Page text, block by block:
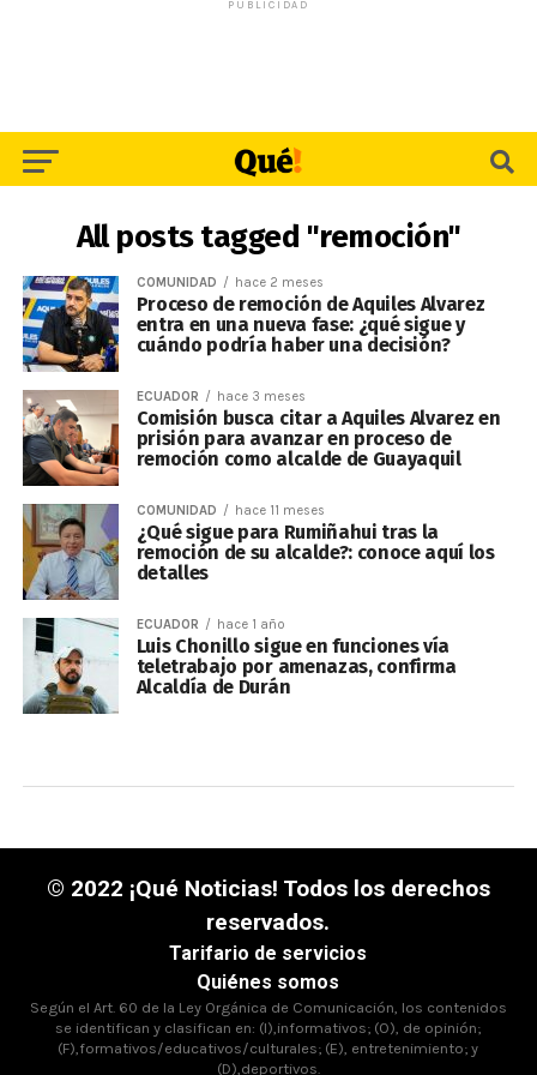
PUBLICIDAD
All posts tagged "remoción"
COMUNIDAD hace 2 meses
Proceso de remoción de Aquiles Alvarez
entra en una nueva fase: ¿qué sigue y
cuándo podría haber una decisión?
ECUADOR hace 3 meses
Comisión busca citar a Aquiles Alvarez en
prisión para avanzar en proceso de
remoción como alcalde de Guayaquil
COMUNIDAD hace 11 meses
¿Qué sigue para Rumiñahui tras la
remoción de su alcalde?: conoce aquí los
detalles
ECUADOR hace 1 año
Luis Chonillo sigue en funciones vía
teletrabajo por amenazas, confirma
Alcaldía de Durán
© 2022 ¡Qué Noticias! Todos los derechos
reservados.
Tarifario de servicios
Quiénes somos
Según el Art. 60 de la Ley Orgánica de Comunicación, los contenidos
se identifican y clasifican en: (I),informativos; (O), de opinión;
(F),formativos/educativos/culturales; (E), entretenimiento; y
(D),deportivos.